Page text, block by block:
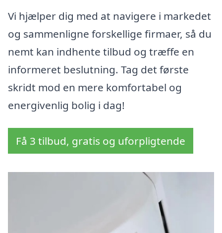
Vi hjælper dig med at navigere i markedet
og sammenligne forskellige firmaer, så du
nemt kan indhente tilbud og træffe en
informeret beslutning. Tag det første
skridt mod en mere komfortabel og
energivenlig bolig i dag!
Få 3 tilbud, gratis og uforpligtende